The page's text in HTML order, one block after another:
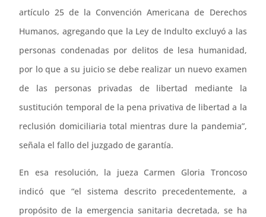
artículo 25 de la Convención Americana de Derechos
Humanos, agregando que la Ley de Indulto excluyó a las
personas condenadas por delitos de lesa humanidad,
por lo que a su juicio se debe realizar un nuevo examen
de las personas privadas de libertad mediante la
sustitución temporal de la pena privativa de libertad a la
reclusión domiciliaria total mientras dure la pandemia”,
señala el fallo del juzgado de garantía.
En esa resolución, la jueza Carmen Gloria Troncoso
indicó que “el sistema descrito precedentemente, a
propósito de la emergencia sanitaria decretada, se ha